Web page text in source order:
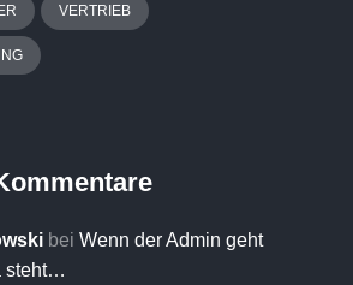
VERTRIEB
bei Wenn der Admin geht
steht…